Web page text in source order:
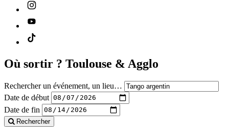
Où sortir ? Toulouse & Agglo
Rechercher un événement, un lieu…
Date de début
Date de fin
Rechercher